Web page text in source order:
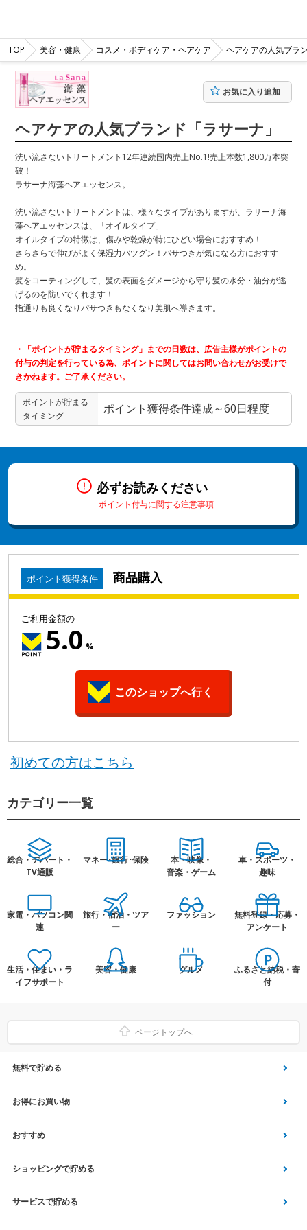
TOP 美容・健康 コスメ・ボディケア・ヘアケア ヘアケアの人気ブラ
お気に入り追加
ヘアケアの人気ブランド「ラサーナ」
洗い流さないトリートメント12年連続国内売上No.1!売上本数1,800万本突
破！
ラサーナ海藻ヘアエッセンス。
洗い流さないトリートメントは、様々なタイプがありますが、ラサーナ海
藻ヘアエッセンスは、「オイルタイプ」
オイルタイプの特徴は、傷みや乾燥が特にひどい場合におすすめ！
さらさらで伸びがよく保湿力バツグン！パサつきが気になる方におすす
め。
髪をコーティングして、髪の表面をダメージから守り髪の水分・油分が逃
げるのを防いでくれます！
指通りも良くなりパサつきもなくなり美肌へ導きます。
・「ポイントが貯まるタイミング」までの日数は、広告主様がポイントの
付与の判定を行っている為、ポイントに関してはお問い合わせがお受けで
きかねます。ご了承ください。
ポイントが貯まる
タイミング
ポイント獲得条件達成～60日程度
必ずお読みください
ポイント付与に関する注意事項
ポイント獲得条件 商品購入
ご利用金額の
5.0 %
このショップへ行く
初めての方はこちら
カテゴリー一覧
総合・デパート・
TV通販
マネー･銀行･保険
本・映像・
音楽・ゲーム
車・スポーツ・
趣味
家電・パソコン関
連
旅行・宿泊・ツア
ー
ファッション
無料登録・応募・
アンケート
生活・住まい・ラ
イフサポート
美容・健康 グルメ
ふるさと納税・寄
付
ページトップへ
無料で貯める
ゲーム
Vアンケート
アプリ利用
クイズ
お得にお買い物
Yahoo!ショッピング
Vサンプル
エコなお買い物
おすすめ
Vくじ
チラシ
ショッピングで貯める
Yahoo! JAPANサービス
サービスで貯める